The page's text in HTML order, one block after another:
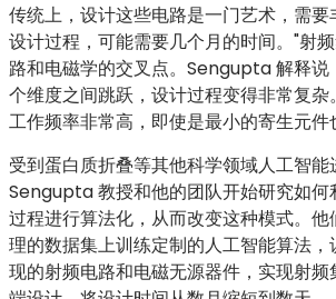
传统上，设计这些电路是一门艺术，需
设计过程，可能需要几个月的时间。"射
路和电磁学的交叉点。Sengupta 解释说
个维度之间跳跃，设计过程变得非常复
工作频率非常高，即使是最小的寄生元件
受到蛋白质折叠等其他科学领域人工智能
Sengupta 教授和他的团队开始研究如何
过程进行算法化，从而改变这种模式。
理的数据集上训练定制的人工智能算法
现的射频电路和电磁无源器件，实现射